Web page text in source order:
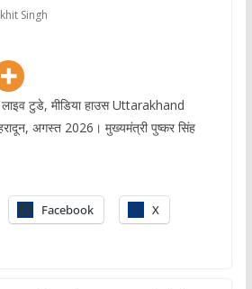
Singh
टुडे, मीडिया हाउस Uttarakhand
अगस्त 2026। मुख्यमंत्री पुष्कर सिंह
Facebook X